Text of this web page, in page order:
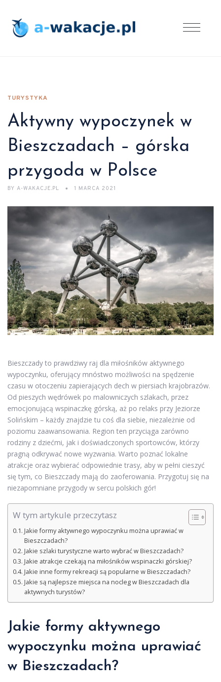
TURYSTYKA
Aktywny wypoczynek w
Bieszczadach – górska
przygoda w Polsce
BY A-WAKACJE.PL 1 MARCA 2021
Bieszczady to prawdziwy raj dla miłośników aktywnego
wypoczynku, oferujący mnóstwo możliwości na spędzenie
czasu w otoczeniu zapierających dech w piersiach krajobrazów.
Od pieszych wędrówek po malowniczych szlakach, przez
emocjonującą wspinaczkę górską, aż po relaks przy Jeziorze
Solińskim – każdy znajdzie tu coś dla siebie, niezależnie od
poziomu zaawansowania. Region ten przyciąga zarówno
rodziny z dziećmi, jak i doświadczonych sportowców, którzy
pragną odkrywać nowe wyzwania. Warto poznać lokalne
atrakcje oraz wybierać odpowiednie trasy, aby w pełni cieszyć
się tym, co Bieszczady mają do zaoferowania. Przygotuj się na
niezapomniane przygody w sercu polskich gór!
W tym artykule przeczytasz
Jakie formy aktywnego wypoczynku można uprawiać w
Bieszczadach?
Jakie szlaki turystyczne warto wybrać w Bieszczadach?
Jakie atrakcje czekają na miłośników wspinaczki górskiej?
Jakie inne formy rekreacji są popularne w Bieszczadach?
Jakie są najlepsze miejsca na nocleg w Bieszczadach dla
aktywnych turystów?
Jakie formy aktywnego
wypoczynku można uprawiać
w Bieszczadach?